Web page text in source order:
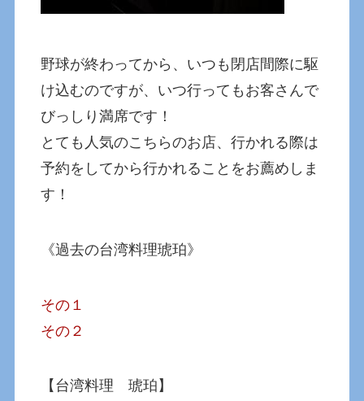
野球が終わってから、いつも閉店間際に駆
け込むのですが、いつ行ってもお客さんで
びっしり満席です！
とても人気のこちらのお店、行かれる際は
予約をしてから行かれることをお薦めしま
す！
《過去の台湾料理琥珀》
その１
その２
【台湾料理 琥珀】